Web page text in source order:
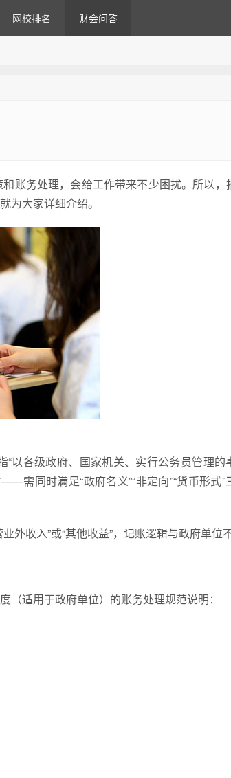
网校排名 财会问答
账务处理，会给工作带来不少困扰。所以，
为大家详细介绍。
以各级政府、国家机关、实行公务员管理的
需同时满足“政府名义”“非定向”“货币形式”
外收入”或“其他收益”，记账逻辑与政府单位
适用于政府单位）的账务处理规范说明：